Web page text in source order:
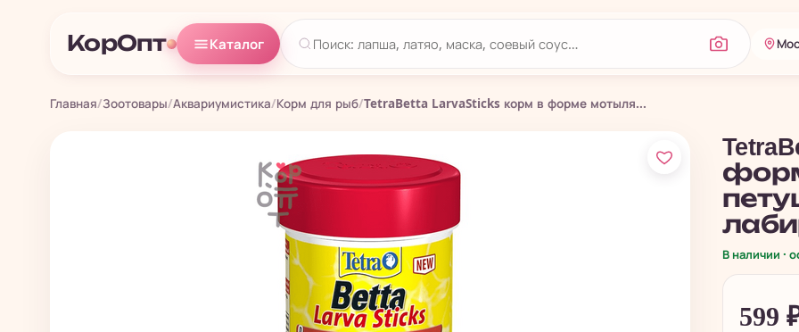
КорОпт Каталог
Главная/Зоотовары/Аквариумистика/Корм для рыб/TetraBetta LarvaSticks корм в форме мотыля...
В наличии ·
599